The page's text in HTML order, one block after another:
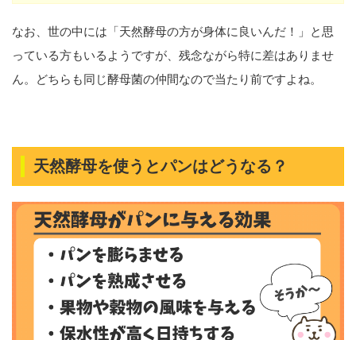
なお、世の中には「天然酵母の方が身体に良いんだ！」と思
っている方もいるようですが、残念ながら特に差はありませ
ん。どちらも同じ酵母菌の仲間なので当たり前ですよね。
天然酵母を使うとパンはどうなる？